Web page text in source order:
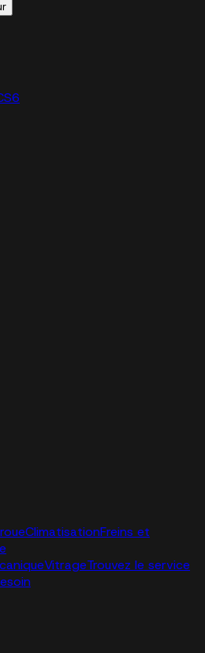
ClimatisationFreins et
VitrageTrouvez le service